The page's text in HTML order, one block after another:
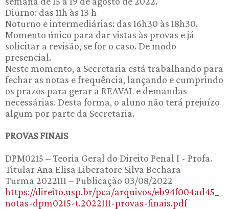
Diurno: das 11h às 13 h
Noturno e intermediárias: das 16h30 às 18h30.
Momento único para dar vistas às provas e já
solicitar a revisão, se for o caso. De modo
presencial.
Neste momento, a Secretaria está trabalhando para
fechar as notas e frequência, lançando e cumprindo
os prazos para gerar a REAVAL e demandas
necessárias. Desta forma, o aluno não terá prejuízo
algum por parte da Secretaria.
PROVAS FINAIS
DPM0215 – Teoria Geral do Direito Penal I - Profa.
Titular Ana Elisa Liberatore Silva Bechara
Turma 2022111 – Publicação 03/08/2022
https://direito.usp.br/pca/arquivos/eb94f004ad45_
notas-dpm0215-t.2022111-provas-finais.pdf